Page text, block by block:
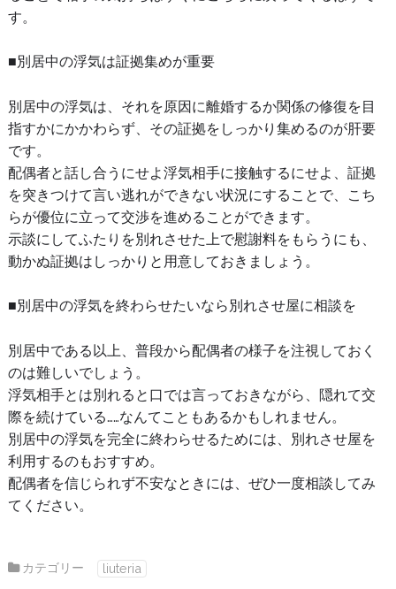
す。
■別居中の浮気は証拠集めが重要
別居中の浮気は、それを原因に離婚するか関係の修復を目
指すかにかかわらず、その証拠をしっかり集めるのが肝要
です。
配偶者と話し合うにせよ浮気相手に接触するにせよ、証拠
を突きつけて言い逃れができない状況にすることで、こち
らが優位に立って交渉を進めることができます。
示談にしてふたりを別れさせた上で慰謝料をもらうにも、
動かぬ証拠はしっかりと用意しておきましょう。
■別居中の浮気を終わらせたいなら別れさせ屋に相談を
別居中である以上、普段から配偶者の様子を注視しておく
のは難しいでしょう。
浮気相手とは別れると口では言っておきながら、隠れて交
際を続けている……なんてこともあるかもしれません。
別居中の浮気を完全に終わらせるためには、別れさせ屋を
利用するのもおすすめ。
配偶者を信じられず不安なときには、ぜひ一度相談してみ
てください。
カテゴリー liuteria